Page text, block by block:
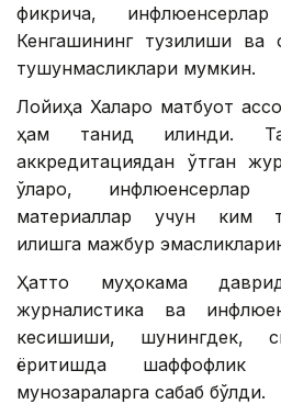
фикрича,
Кенгашининг тузилиши ва
тушунмасликлари мумкин.
Лойиҳа Халқаро матбуот
ҳам танқид қилинди.
аккредитациядан ўтган
ўлароқ, инфлюенсерлар
материаллар учун ким
қилишга мажбур
Ҳатто муҳокама
журналистика ва
кесишиши, шунингдек,
ёритишда шаффофлик
мунозараларга сабаб бўлди.